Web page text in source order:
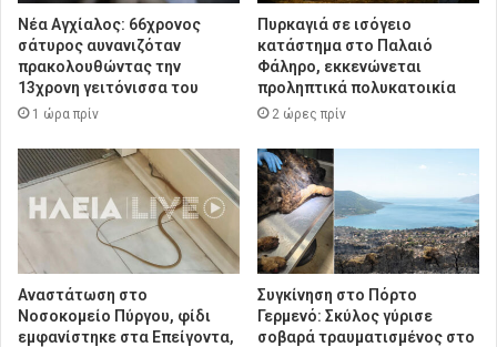
Νέα Αγχίαλος: 66χρονος
σάτυρος αυνανιζόταν
πρακολουθώντας την
13χρονη γειτόνισσα του
1 ώρα πρίν
Πυρκαγιά σε ισόγειο
κατάστημα στο Παλαιό
Φάληρο, εκκενώνεται
προληπτικά πολυκατοικία
2 ώρες πρίν
Αναστάτωση στο
Νοσοκομείο Πύργου, φίδι
εμφανίστηκε στα Επείγοντα,
Συγκίνηση στο Πόρτο
Γερμενό: Σκύλος γύρισε
σοβαρά τραυματισμένος στο